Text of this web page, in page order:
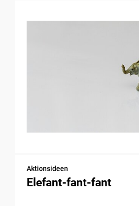
Aktionsideen
Elefant-fant-fant